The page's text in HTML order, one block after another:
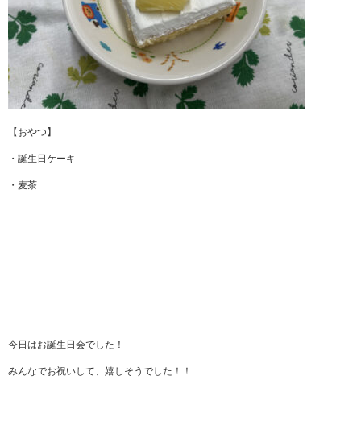
【おやつ】
・誕生日ケーキ
・麦茶
今日はお誕生日会でした！
みんなでお祝いして、嬉しそうでした！！